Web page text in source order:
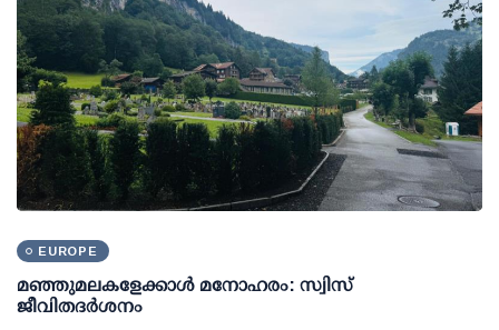
EUROPE
മഞ്ഞുമലകളേക്കാൾ മനോഹരം: സ്വിസ്
ജീവിതദർശനം